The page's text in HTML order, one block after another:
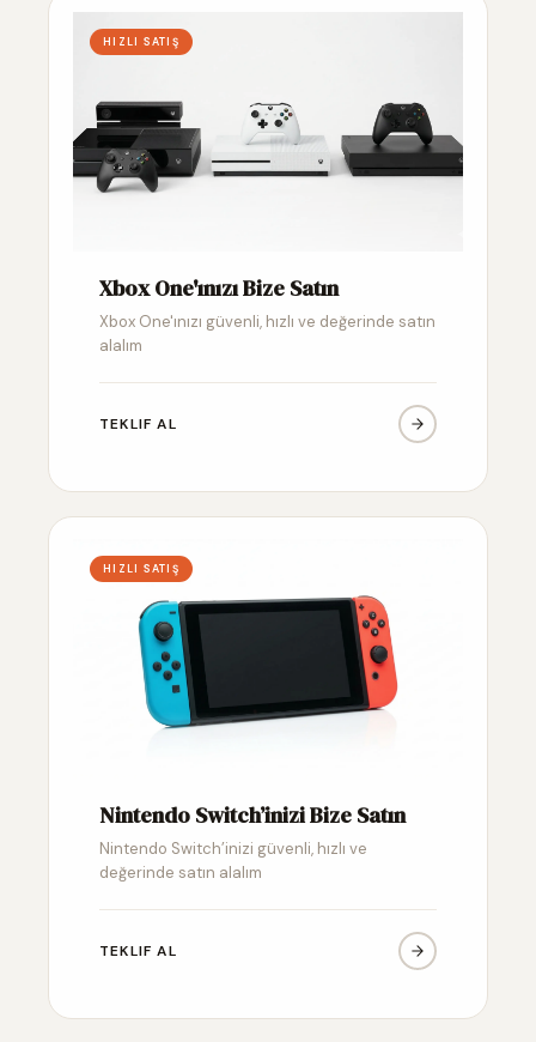
HIZLI SATIŞ
Xbox One'ınızı Bize Satın
Xbox One'ınızı güvenli, hızlı ve değerinde satın
alalım
TEKLIF AL
HIZLI SATIŞ
Nintendo Switch’inizi Bize Satın
Nintendo Switch’inizi güvenli, hızlı ve
değerinde satın alalım
TEKLIF AL